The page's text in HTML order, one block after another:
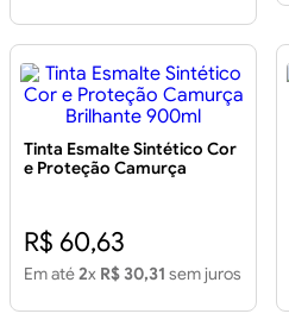
Tinta Esmalte Sintético Cor
e Proteção Camurça
R$ 60,63
Em até2x R$ 30,31 sem juros